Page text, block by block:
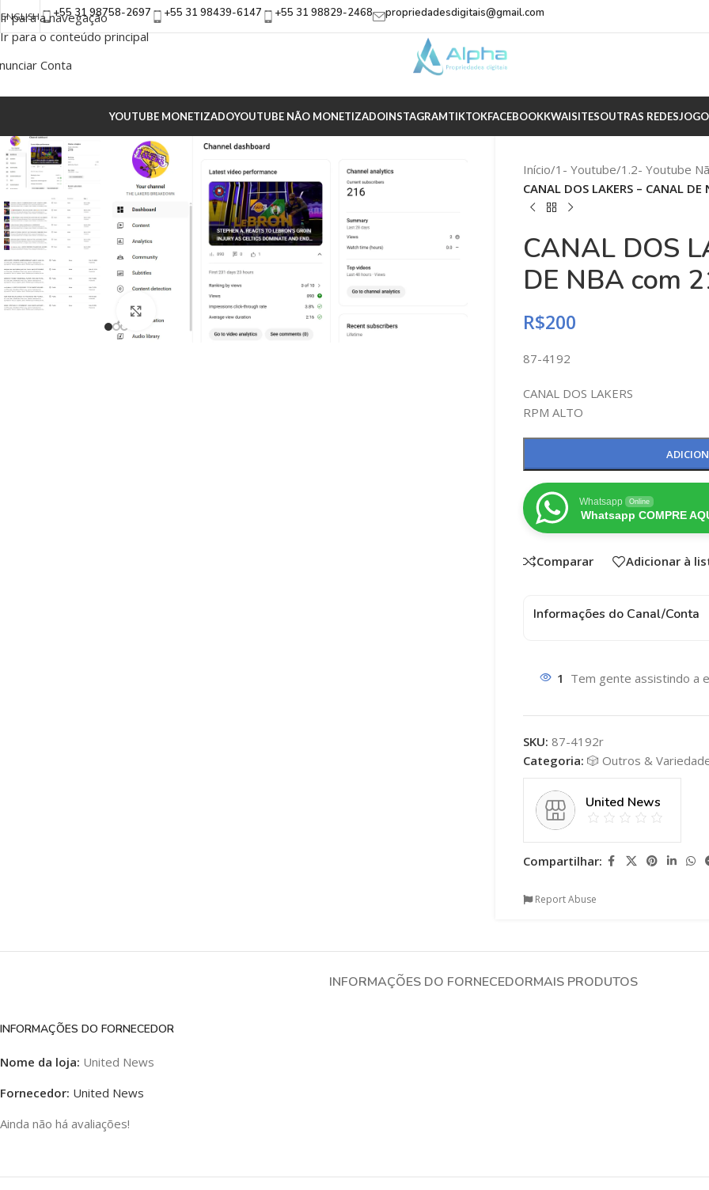
Ir para a navegação
Ir para o conteúdo principal
ENGLISH +55 31 98758-2697 +55 31 98439-6147 +55 31 98829-2468 propriedadesdigitais@gmail.com
Conta
YOUTUBE MONETIZADOYOUTUBE NÃO MONETIZADOINSTAGRAMTIKTOKFACEBOOKKWAISITESOUTRAS REDES
Clique para ampliar
Início/1- Youtube/1.2- Youtube
CANAL DOS LAKERS – CANAL
CANAL DOS
DE NBA com
R$200
87-4192
CANAL DOS LAKERS
RPM ALTO
Whatsapp Online
Whatsapp COMPRE
Comparar Adicionar à
Informações do Canal/Conta
1 Tem gente assistindo a
SKU: 87-4192r
Categoria: 🎲 Outros &
United News
Compartilhar:
Report Abuse
INFORMAÇÕES DO FORNECEDORMAIS PRODUTOS
INFORMAÇÕES DO FORNECEDOR
Nome da loja: United News
Fornecedor: United News
Ainda não há avaliações!